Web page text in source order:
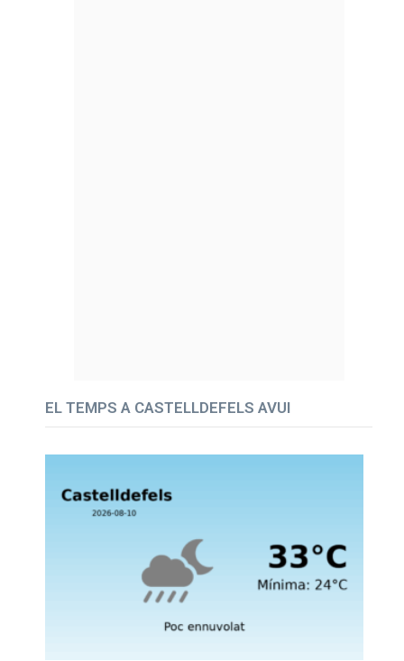
EL TEMPS A CASTELLDEFELS AVUI